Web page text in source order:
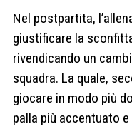
Nel postpartita,
giustificare la
rivendicando un
squadra. La quale,
giocare in modo più
palla più accentuato